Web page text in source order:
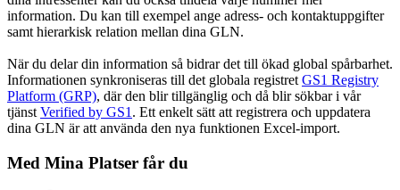
information. Du kan till exempel ange adress- och kontaktuppgifter
samt hierarkisk relation mellan dina GLN.
När du delar din information så bidrar det till ökad global spårbarhet.
Informationen synkroniseras till det globala registretGS1 Registry
Platform (GRP), där den blir tillgänglig och då blir sökbar i vår
tjänstVerified by GS1. Ett enkelt sätt att registrera och uppdatera
dina GLN är att använda den nya funktionen Excel-import.
Med Mina Platser får du